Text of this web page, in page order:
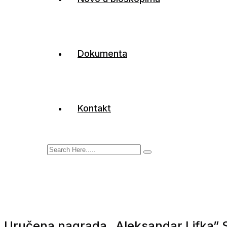
Dokumenta
Kontakt